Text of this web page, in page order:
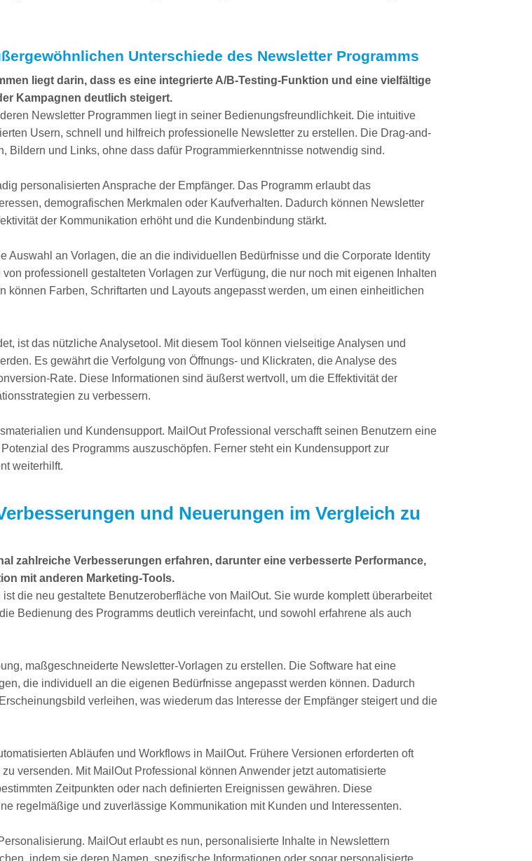
Unterschiede des Newsletter Programms
liegt darin, dass es eine integrierte A/B-Testing-Funktion und eine vielfältige
Kampagnen deutlich steigert.
Newsletter Programmen liegt in seiner Bedienungsfreundlichkeit. Die intuitive
Usern, schnell und hilfreich professionelle Newsletter zu erstellen. Die Drag-and-
Bildern und Links, ohne dass dafür Programmierkenntnisse notwendig sind.
personalisierten Ansprache der Empfänger. Das Programm erlaubt das
demografischen Merkmalen oder Kaufverhalten. Dadurch können Newsletter
der Kommunikation erhöht und die Kundenbindung stärkt.
Auswahl an Vorlagen, die an die individuellen Bedürfnisse und die Corporate Identity
professionell gestalteten Vorlagen zur Verfügung, die nur noch mit eigenen Inhalten
Farben, Schriftarten und Layouts angepasst werden, um einen einheitlichen
ist das nützliche Analysetool. Mit diesem Tool können vielseitige Analysen und
Es gewährt die Verfolgung von Öffnungs- und Klickraten, die Analyse des
Rate. Diese Informationen sind äußerst wertvoll, um die Effektivität der
zu verbessern.
und Kundensupport. MailOut Professional verschafft seinen Benutzern eine
des Programms auszuschöpfen. Ferner steht ein Kundensupport zur
weiterhilft.
und Neuerungen im Vergleich zu
zahlreiche Verbesserungen erfahren, darunter eine verbesserte Performance,
mit anderen Marketing-Tools.
die neu gestaltete Benutzeroberfläche von MailOut. Sie wurde komplett überarbeitet
Bedienung des Programms deutlich vereinfacht, und sowohl erfahrene als auch
maßgeschneiderte Newsletter-Vorlagen zu erstellen. Die Software hat eine
die individuell an die eigenen Bedürfnisse angepasst werden können. Dadurch
verleihen, was wiederum das Interesse der Empfänger steigert und die
Abläufen und Workflows in MailOut. Frühere Versionen erforderten oft
versenden. Mit MailOut Professional können Anwender jetzt automatisierte
Zeitpunkten oder nach definierten Ereignissen gewähren. Diese
regelmäßige und zuverlässige Kommunikation mit Kunden und Interessenten.
MailOut erlaubt es nun, personalisierte Inhalte in Newslettern
indem sie deren Namen, spezifische Informationen oder sogar personalisierte